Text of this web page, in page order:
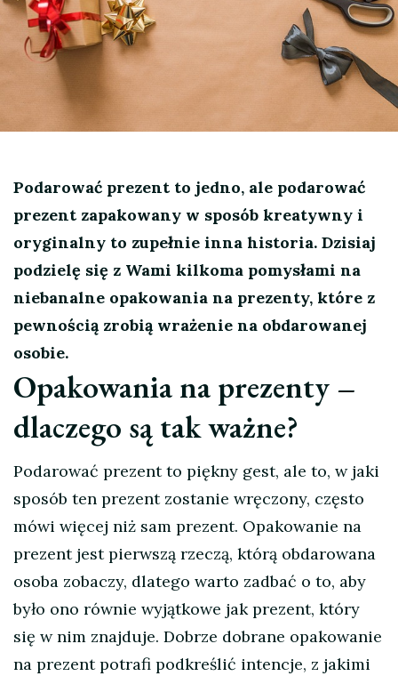
Podarować prezent to jedno, ale podarować
prezent zapakowany w sposób kreatywny i
oryginalny to zupełnie inna historia. Dzisiaj
podzielę się z Wami kilkoma pomysłami na
niebanalne opakowania na prezenty, które z
pewnością zrobią wrażenie na obdarowanej
osobie.
Opakowania na prezenty –
dlaczego są tak ważne?
Podarować prezent to piękny gest, ale to, w jaki
sposób ten prezent zostanie wręczony, często
mówi więcej niż sam prezent. Opakowanie na
prezent jest pierwszą rzeczą, którą obdarowana
osoba zobaczy, dlatego warto zadbać o to, aby
było ono równie wyjątkowe jak prezent, który
się w nim znajduje. Dobrze dobrane opakowanie
na prezent potrafi podkreślić intencje, z jakimi